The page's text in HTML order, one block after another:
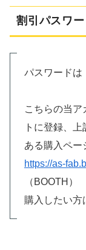
割引パスワ
パスワードは
こちらの当
トに登録、
ある購入ペー
https://as-
（BOOTH）
購入したい方